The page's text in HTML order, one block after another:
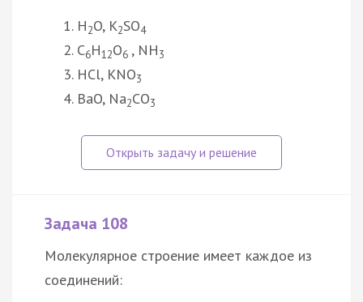
H2O, K2SO4
C6H12O6 , NH3
HCl, KNO3
BaO, Na2CO3
Задача 108
Молекулярное строение имеет каждое из
соединений: